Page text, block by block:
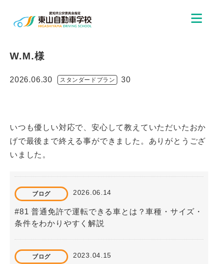
W.M.様
2026.06.30 スタンダードプラン 30
いつも優しい対応で、安心して教えていただいたおか
げで最後まで終える事ができました。ありがとうござ
いました。
ブログ 2026.06.14
#81 普通免許で運転できる車とは？車種・サイズ・
条件をわかりやすく解説
ブログ 2023.04.15